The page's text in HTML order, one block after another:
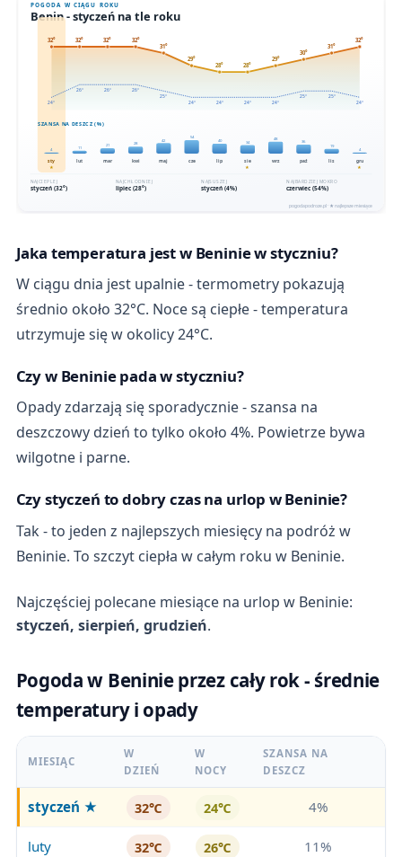
Jaka temperatura jest w Beninie w styczniu?
W ciągu dnia jest upalnie - termometry pokazują
średnio około 32°C. Noce są ciepłe - temperatura
utrzymuje się w okolicy 24°C.
Czy w Beninie pada w styczniu?
Opady zdarzają się sporadycznie - szansa na
deszczowy dzień to tylko około 4%. Powietrze bywa
wilgotne i parne.
Czy styczeń to dobry czas na urlop w Beninie?
Tak - to jeden z najlepszych miesięcy na podróż w
Beninie. To szczyt ciepła w całym roku w Beninie.
Najczęściej polecane miesiące na urlop w Beninie:
styczeń, sierpień, grudzień.
Pogoda w Beninie przez cały rok - średnie
temperatury i opady
MIESIĄC
W
DZIEŃ
W
NOCY
SZANSA NA
DESZCZ
styczeń ★ 32℃ 24℃ 4%
luty 32℃ 26℃ 11%